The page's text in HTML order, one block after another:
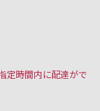
定時間内に配達がで